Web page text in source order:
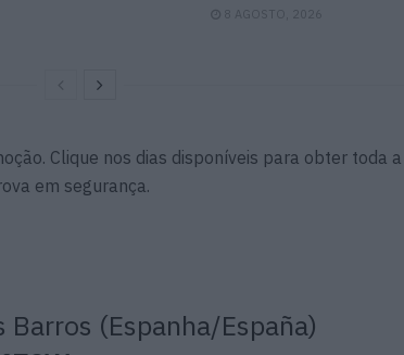
8 AGOSTO, 2026
Clique nos dias disponíveis para obter toda a
em segurança.
(Espanha/España)